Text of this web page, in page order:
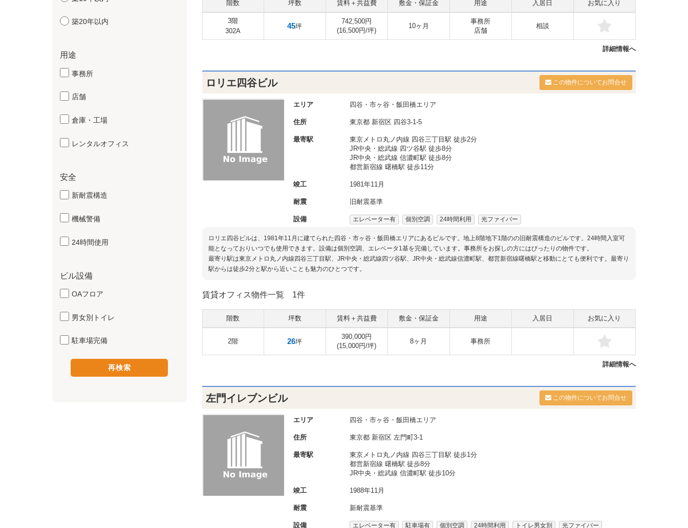
階数 坪数 賃料＋共益費 敷金・保証金 用途 入居日 お気に入り
3階
302A
45坪
742,500円
(16,500円/坪)
10ヶ月
事務所
店舗
相談
詳細情報へ
ロリエ四谷ビル この物件についてお問合せ
エリア 四谷・市ヶ谷・飯田橋エリア
住所 東京都 新宿区四谷3-1-5
最寄駅
東京メトロ丸ノ内線 四谷三丁目駅 徒歩2分
JR中央・総武線 四ツ谷駅 徒歩8分
JR中央・総武線 信濃町駅 徒歩8分
都営新宿線 曙橋駅 徒歩11分
竣工 1981年11月
耐震 旧耐震基準
設備 エレベーター有 個別空調 24時間利用 光ファイバー
ロリエ四谷ビルは、1981年11月に建てられた四谷・市ヶ谷・飯田橋エリアにあるビルです。地上8階地下1階のの旧耐震構造のビルです。24時間入室可
能となっておりいつでも使用できます。設備は個別空調、エレベータ1基を完備しています。事務所をお探しの方にはぴったりの物件です。
最寄り駅は東京メトロ丸ノ内線四谷三丁目駅、JR中央・総武線四ツ谷駅、JR中央・総武線信濃町駅、都営新宿線曙橋駅と移動にとても便利です。最寄り
駅からは徒歩2分と駅から近いことも魅力のひとつです。
賃貸オフィス物件一覧 1件
階数 坪数 賃料＋共益費 敷金・保証金 用途 入居日 お気に入り
2階 26坪
390,000円
(15,000円/坪)
8ヶ月 事務所
詳細情報へ
左門イレブンビル この物件についてお問合せ
エリア 四谷・市ヶ谷・飯田橋エリア
住所 東京都 新宿区左門町3-1
最寄駅
東京メトロ丸ノ内線 四谷三丁目駅 徒歩1分
都営新宿線 曙橋駅 徒歩8分
JR中央・総武線 信濃町駅 徒歩10分
竣工 1988年11月
耐震 新耐震基準
設備 エレベーター有 駐車場有 個別空調 24時間利用 トイレ男女別 光ファイバー
築20年以内
用途
事務所
店舗
倉庫・工場
レンタルオフィス
安全
新耐震構造
機械警備
24時間使用
ビル設備
OAフロア
男女別トイレ
駐車場完備